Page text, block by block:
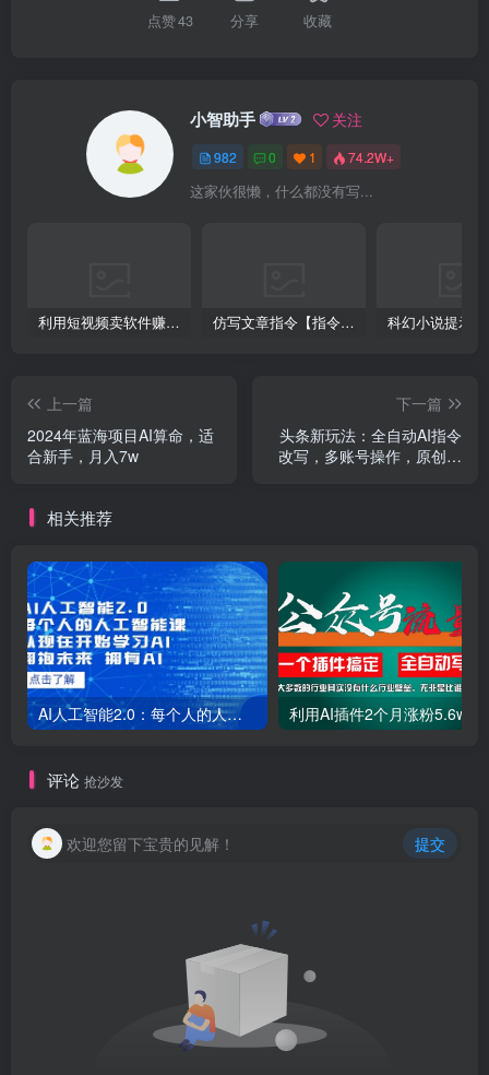
点赞43 分享 收藏
小智助手 关注
982 0 1 74.2W+
这家伙很懒，什么都没有写...
利用短视频卖软件赚钱，新手小白轻松月入10000+！ 仿写文章指令【指令+教程】
上一篇
2024年蓝海项目AI算命，适
合新手，月入7w
下一篇
头条新玩法：全自动AI指令
改写，多账号操作，原创无
相关推荐
AI人工智能2.0：每个人的人工智能课：从现在开始学习AI（38节课）
评论 抢沙发
欢迎您留下宝贵的见解！ 提交